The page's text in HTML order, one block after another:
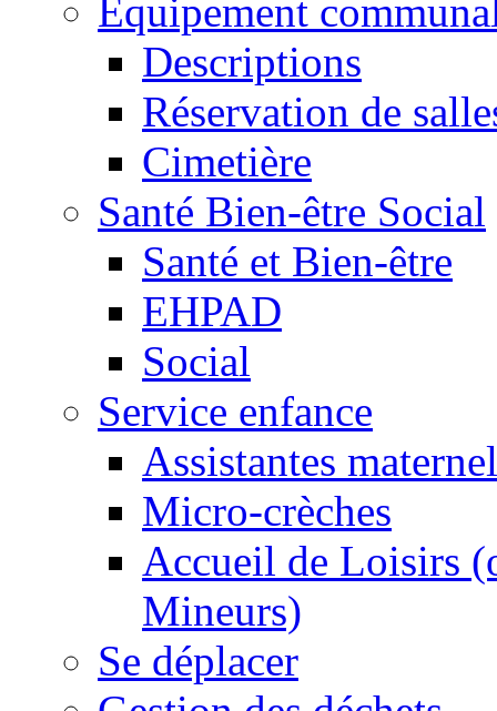
Equipement
Descriptions
Réservation de
Cimetière
Santé Bien-être Social
Santé et Bien-être
EHPAD
Social
Service enfance
Assistantes
Micro-crèches
Accueil de Loisirs
Mineurs)
Se déplacer